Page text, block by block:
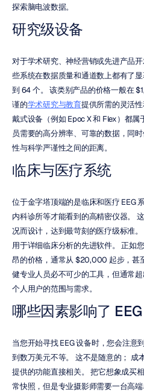
探索脑电波数据。
研究级设备
对于学术研究、神经营销或先进产品
些系统在数据质量和通道数上都有了
到 64 个。 该类别产品的价格一般在
谨的学术研究与教育提供所需的灵活
戴式设备（例如 Epoc X 和 Flex）都
员需要的高分辨率、可靠的数据，同
性与科学严谨性之间的距离。
临床与医疗系统
位于金字塔顶端的是临床和医疗 EEG
内科诊所等才能看到的高精密仪器。
况而设计，达到最苛刻的医疗级标准
用于详细临床分析的先进软件。 正如
昂的价格，通常从 $20,000 起步，甚
健专业人员必不可少的工具，但通常
个人用户的范围与需求。
哪些因素影响了
当您开始寻找 EEG 设备时，您会注意
到数万美元不等。 这不是随意的； 成
提供的功能直接相关。 把它想象成买
常快照，但是专业摄影师需要一台高